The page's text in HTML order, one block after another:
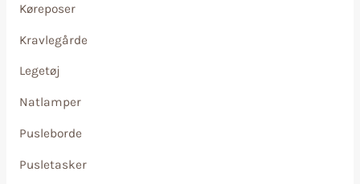
Køreposer
Kravlegårde
Legetøj
Natlamper
Pusleborde
Pusletasker